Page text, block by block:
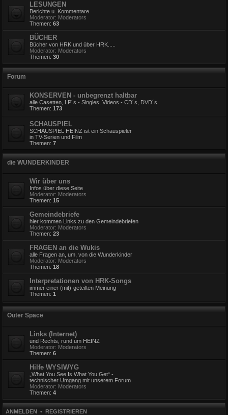
LESUNGEN
Berichte u. Kommentare
Moderator: Moderators
Themen: 63
BÜCHER
Bücher von HRK und über HRK.....
Moderator: Moderators
Themen: 30
Forum
KONSERVEN - unbegrenzt haltbar
alle Casetten, LP´s - Singles, Videos - CD´s, DVD´s
Themen: 173
SCHAUSPIEL
SCHAUSPIEL HEINZ ist ein Schauspieler
in TV-Serien und Film
Themen: 7
die WUNDERKINDER
Wir über uns
Infos über diese Seite
Moderator: Moderators
Themen: 15
Gemeindebriefe
hier kommen Links zu den Gemeindebriefen
Moderator: Moderators
Themen: 23
FRAGEN an die Wukis
alle Fragen an, um, von die Wunderkinder
Moderator: Moderators
Themen: 18
Interpretationen von HRK-Songs
immer einer (mit)-geteilten Meinung
Themen: 1
Outer Space
Links (Internet)
und Rechts, rund um HEINZ
Moderator: Moderators
Themen: 6
Hilfe WYSIWYG
„What You See Is What You Get“ -
technischer Umgang mit unserem Forum
Moderator: Moderators
Themen: 4
ANMELDEN • REGISTRIEREN